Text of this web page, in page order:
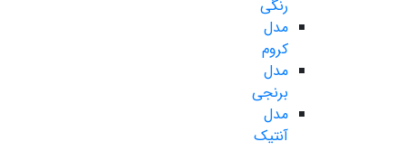
رنگی
مدل
کروم
مدل
برنجی
مدل
آنتیک